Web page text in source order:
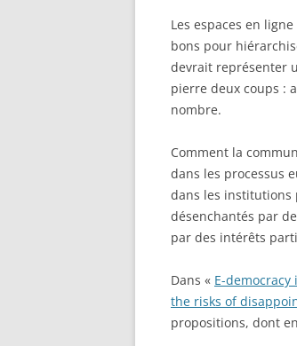
Les espaces en
bons pour
devrait représenter
pierre deux coups :
nombre.
Comment la
dans les processus
dans les institutions
désenchantés par
par des intérêts
Dans « E-
the risks of
propositions, dont